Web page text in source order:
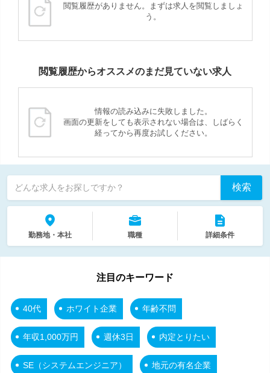
閲覧履歴がありません。まずは求人を閲覧しましょ
う。
閲覧履歴からオススメのまだ見ていない求人
情報の読み込みに失敗しました。
画面の更新をしても表示されない場合は、しばらく
経ってから再度お試しください。
どんな求人をお探しですか？ 検索
勤務地・本社 職種 詳細条件
注目のキーワード
40代 ホワイト企業 年齢不問
年収1,000万円 週休3日 内定とりたい
SE（システムエンジニア） 地元の有名企業